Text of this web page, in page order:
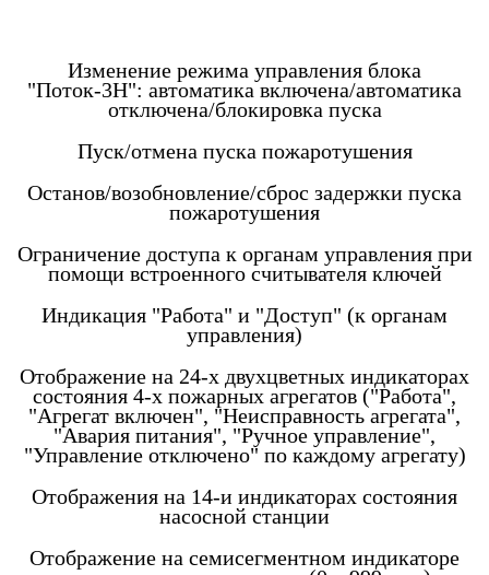
Изменение режима управления блока
"Поток-3Н": автоматика включена/автоматика
отключена/блокировка пуска
Пуск/отмена пуска пожаротушения
Останов/возобновление/сброс задержки пуска
пожаротушения
Ограничение доступа к органам управления при
помощи встроенного считывателя ключей
Индикация "Работа" и "Доступ" (к органам
управления)
Отображение на 24-х двухцветных индикаторах
состояния 4-х пожарных агрегатов ("Работа",
"Агрегат включен", "Неисправность агрегата",
"Авария питания", "Ручное управление",
"Управление отключено" по каждому агрегату)
Отображения на 14-и индикаторах состояния
насосной станции
Отображение на семисегментном индикаторе